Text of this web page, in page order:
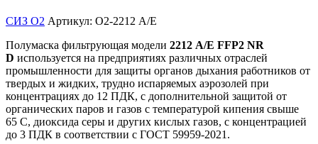
СИЗ О2 Артикул: О2-2212 A/E
Полумаска фильтрующая модели 2212 А/Е FFP2 NR
D используется на предприятиях различных отраслей
промышленности для защиты органов дыхания работников от
твердых и жидких, трудно испаряемых аэрозолей при
концентрациях до 12 ПДК, с дополнительной защитой от
органических паров и газов с температурой кипения свыше
65 С, диоксида серы и других кислых газов, с концентрацией
до 3 ПДК в соответствии с ГОСТ 59959-2021.